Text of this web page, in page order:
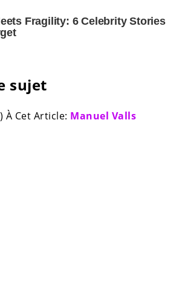
sujet
À Cet Article: Manuel Valls